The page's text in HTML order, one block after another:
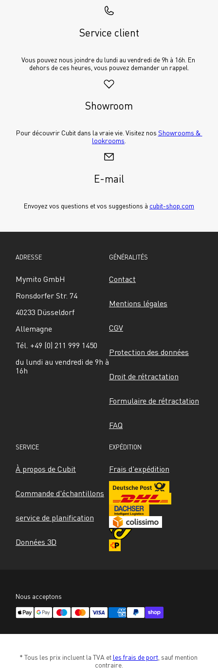
Service client
Vous pouvez nous joindre du lundi au vendredi de 9h à 16h. En
dehors de ces heures, vous pouvez demander un rappel.
Showroom
Pour découvrir Cubit dans la vraie vie. Visitez nos Showrooms &
lookrooms
E-mail
Envoyez vos questions et vos suggestions à cubit-shop.com
ADRESSE
Mymito GmbH
Ronsdorfer Str. 74
40233 Düsseldorf
Allemagne
Tél. +49 (0) 211 999 1450
du lundi au vendredi de 9h à
16h
GÉNÉRALITÉS
Contact
Mentions légales
CGV
Protection des données
Droit de rétractation
Formulaire de rétractation
FAQ
SERVICE
À propos de Cubit
Commande d'échantillons
service de planification
Données 3D
EXPÉDITION
Frais d'expédition
Nous acceptons
* Tous les prix incluent la TVA et les frais de port, sauf mention
contraire.